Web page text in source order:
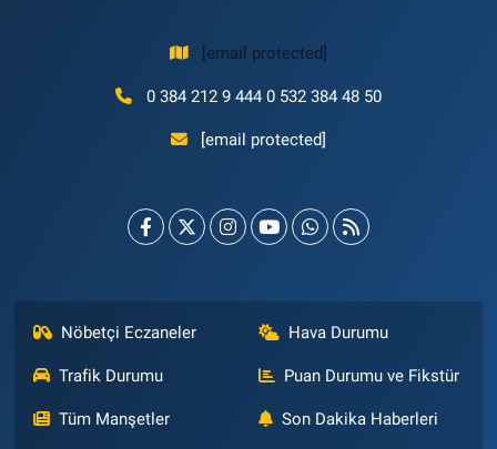
[email protected]
0 384 212 9 444 0 532 384 48 50
[email protected]
Nöbetçi Eczaneler Hava Durumu
Trafik Durumu Puan Durumu ve Fikstür
Tüm Manşetler Son Dakika Haberleri